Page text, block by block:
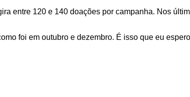
entre 120 e 140 doações por campanha. Nos
foi em outubro e dezembro. É isso que eu